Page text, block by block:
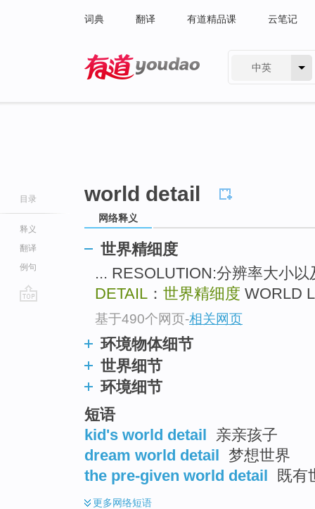
词典 翻译 有道精品课 云笔记
中英
目录
释义
翻译
例句
world detail
网络释义
世界精细度
... RESOLUTION:分辨率大小
DETAIL ： 世界精细度 WORLD
基于490个网页-相关网页
环境物体细节
世界细节
环境细节
短语
kid's world detail 亲亲孩子
dream world detail 梦想世界
the pre-given world detail
既有
更多网络短语